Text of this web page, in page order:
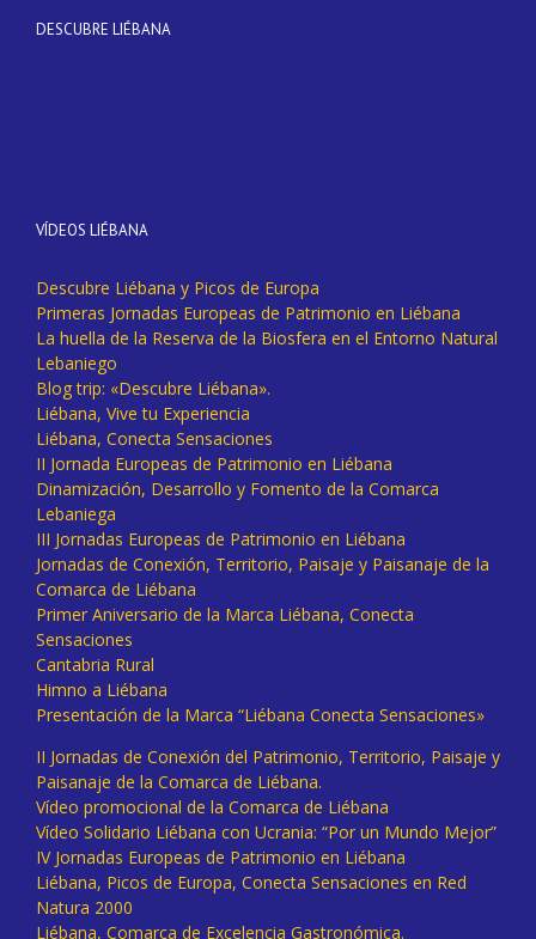
DESCUBRE LIÉBANA
VÍDEOS LIÉBANA
Descubre Liébana y Picos de Europa
Primeras Jornadas Europeas de Patrimonio en Liébana
La huella de la Reserva de la Biosfera en el Entorno Natural
Lebaniego
Blog trip: «Descubre Liébana».
Liébana, Vive tu Experiencia
Liébana, Conecta Sensaciones
II Jornada Europeas de Patrimonio en Liébana
Dinamización, Desarrollo y Fomento de la Comarca
Lebaniega
III Jornadas Europeas de Patrimonio en Liébana
Jornadas de Conexión, Territorio, Paisaje y Paisanaje de la
Comarca de Liébana
Primer Aniversario de la Marca Liébana, Conecta
Sensaciones
Cantabria Rural
Himno a Liébana
Presentación de la Marca “Liébana Conecta Sensaciones»
II Jornadas de Conexión del Patrimonio, Territorio, Paisaje y
Paisanaje de la Comarca de Liébana.
Vídeo promocional de la Comarca de Liébana
Vídeo Solidario Liébana con Ucrania: “Por un Mundo Mejor”
IV Jornadas Europeas de Patrimonio en Liébana
Liébana, Picos de Europa, Conecta Sensaciones en Red
Natura 2000
Liébana, Comarca de Excelencia Gastronómica.